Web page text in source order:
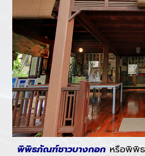
พิพิธภัณฑ์ชาวบางกอก หรือพิพิ